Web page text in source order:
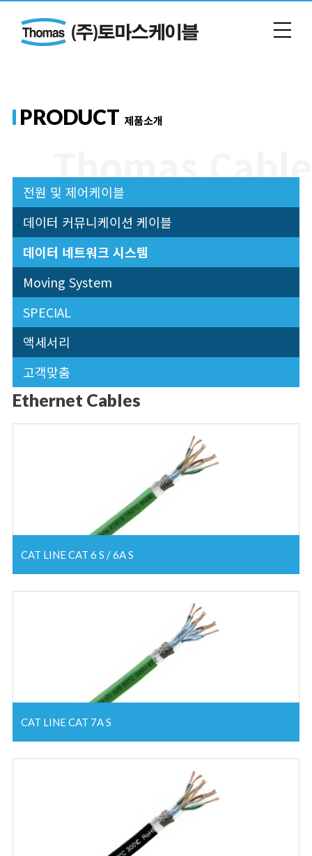
PRODUCT 제품소개
전원 및 제어케이블
데이터 커뮤니케이션 케이블
데이터 네트워크 시스템
Moving System
SPECIAL
액세서리
고객맞춤
Ethernet Cables
CAT LINE CAT 6 S / 6A S
CAT LINE CAT 7A S